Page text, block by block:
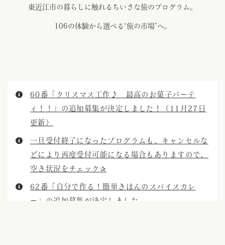
東近江市の暮らしに触れるちいさな旅のプログラム。
106の体験から選べる“旅の市場”へ。
60番「クリスマス工作♪ 最高のお菓子パーテ
ィ！！」の追加募集が決定しました！（11月27日
更新）
一旦受付終了になったプログラムも、キャンセルな
どにより再度受付可能になる場合もありますので、
空き状況をチェック✰
62番「自分で作る！簡単きほんのスパイスカレ
ー」の追加募集が決定しました。